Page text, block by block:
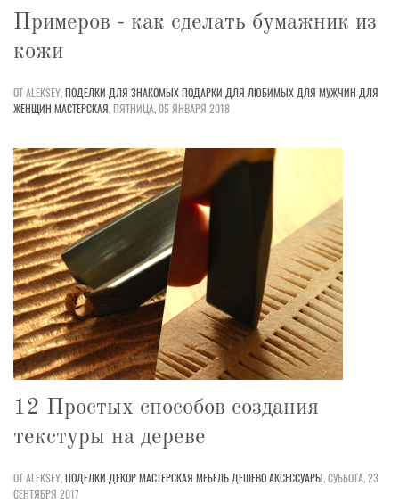
Примеров - как сделать бумажник из
кожи
ОТ ALEKSEY,ПОДЕЛКИ ДЛЯ ЗНАКОМЫХПОДАРКИ ДЛЯ ЛЮБИМЫХДЛЯ МУЖЧИН ДЛЯ
ЖЕНЩИН МАСТЕРСКАЯ,ПЯТНИЦА, 05 ЯНВАРЯ 2018
12 Простых способов создания
текстуры на дереве
ОТ ALEKSEY,ПОДЕЛКИ ДЕКОРМАСТЕРСКАЯ МЕБЕЛЬДЕШЕВОАКСЕССУАРЫ,СУББОТА, 23
СЕНТЯБРЯ 2017